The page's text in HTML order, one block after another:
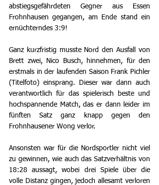
abstiegsgefährdeten Gegner aus Essen
Frohnhausen gegangen, am Ende stand ein
ernüchterndes 3:9!
Ganz kurzfristig musste Nord den Ausfall von
Brett zwei, Nico Busch, hinnehmen, für den
erstmals in der laufenden Saison Frank Pichler
(Titelfoto) einsprang. Dieser war dann auch
verantwortlich für das spielerisch beste und
hochspannende Match, das er dann leider im
fünften Satz ganz knapp gegen den
Frohnhausener Wong verlor.
Ansonsten war für die Nordsportler nicht viel
zu gewinnen, wie auch das Satzverhältnis von
18:28 aussagt, wobei drei Spiele über die
volle Distanz gingen, jedoch allesamt verloren